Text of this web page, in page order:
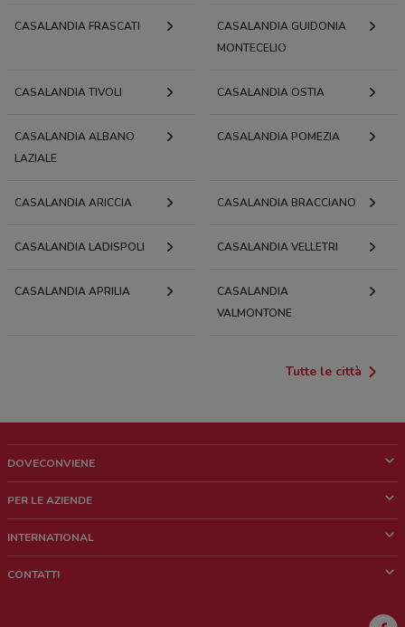
CASALANDIA FRASCATI
CASALANDIA GUIDONIA
MONTECELIO
CASALANDIA TIVOLI CASALANDIA OSTIA
CASALANDIA ALBANO
LAZIALE
CASALANDIA POMEZIA
CASALANDIA ARICCIA CASALANDIA BRACCIANO
CASALANDIA LADISPOLI CASALANDIA VELLETRI
CASALANDIA APRILIA
CASALANDIA
VALMONTONE
Tutte le città
DOVECONVIENE
Chi siamo
Lavora con noi
PER LE AZIENDE
Richieste commerciali e marketing
INTERNATIONAL
CONTATTI